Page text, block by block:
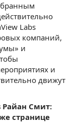
Labs
компаний,
и
и
движут
Райан Смит:
странице